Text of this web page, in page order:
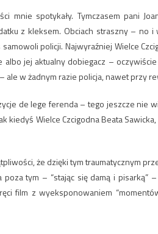
mnie spotykały. Tymczasem pani
z kleksem. Obciach straszny – no i
policji. Najwyraźniej Wielce
jej aktualny dobiegacz –
ale w żadnym razie policja, nawet przy
de lege ferenda – tego jeszcze nie
kiedyś Wielce Czcigodna Beata
że dzięki tym traumatycznym
tym – “stając się damą i pisarką”
film z wyeksponowaniem